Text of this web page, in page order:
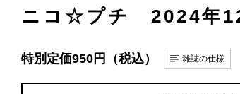
ニコ☆プチ 2024年
特別定価950円（税込） 雑誌の仕様